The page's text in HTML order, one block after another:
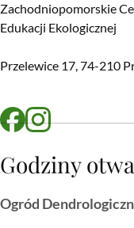
Zachodniopomorskie
Edukacji Ekologicznej
Przelewice 17, 74-210
Godziny
Ogród